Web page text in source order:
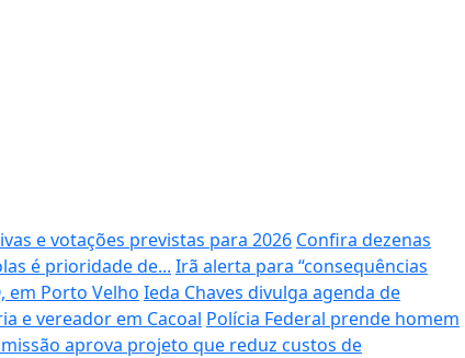
e votações previstas para 2026 Confira dezenas
é prioridade de... Irã alerta para “consequências
em Porto Velho Ieda Chaves divulga agenda de
e vereador em Cacoal Polícia Federal prende homem
aprova projeto que reduz custos de